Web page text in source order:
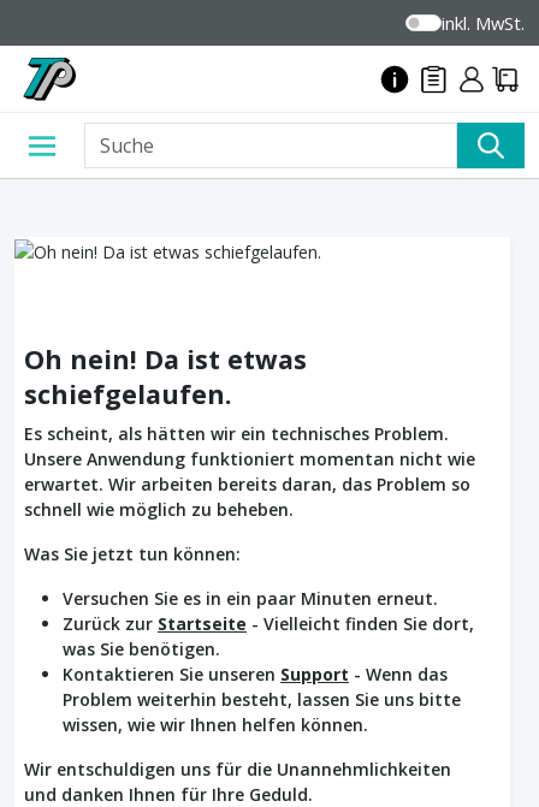
inkl. MwSt.
Oh nein! Da ist etwas
schiefgelaufen.
Es scheint, als hätten wir ein technisches Problem.
Unsere Anwendung funktioniert momentan nicht wie
erwartet. Wir arbeiten bereits daran, das Problem so
schnell wie möglich zu beheben.
Was Sie jetzt tun können:
Versuchen Sie es in ein paar Minuten erneut.
Zurück zur Startseite - Vielleicht finden Sie dort,
was Sie benötigen.
Kontaktieren Sie unseren Support - Wenn das
Problem weiterhin besteht, lassen Sie uns bitte
wissen, wie wir Ihnen helfen können.
Wir entschuldigen uns für die Unannehmlichkeiten
und danken Ihnen für Ihre Geduld.